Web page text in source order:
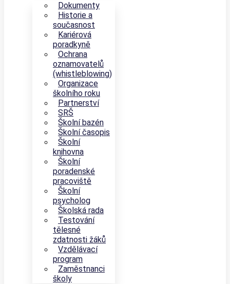
Dokumenty
Historie a
současnost
Kariérová
poradkyně
Ochrana
oznamovatelů
(whistleblowing)
Organizace
školního roku
Partnerství
SRŠ
Školní bazén
Školní časopis
Školní
knihovna
Školní
poradenské
pracoviště
Školní
psycholog
Školská rada
Testování
tělesné
zdatnosti žáků
Vzdělávací
program
Zaměstnanci
školy